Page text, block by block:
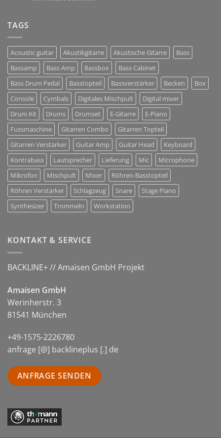
+
Tontechnik
TAGS
Acoustic guitar Akustikgitarre Akustische Gitarre
Bass
Bassamp
Bass Amp Bassbox
Bass Cabinet
Bass Drum Pedal
Basstopteil Bassverstärker Becken
Box
Console
Cymbals Digitales Mischpult
Digital mixer
Drum Kit
Drums Drumset E-Gitarre
E-Piano
Fussmaschine
Gitarren Combo
Gitarren Topteil
Gitarren Verstärker
Guitar Amp Guitar Head
Keyboard
Kontrabass
Lautsprecher Lieferung Mic
Microphone
Mikrofon
Mischpult Mixer
Röhren-Basstopteil
Röhren Verstärker
Schlagzeug Snare
Stage Piano
Synthesizer
Trommeln Workstation
KONTAKT & SERVICE
BACKLINE+ // Amaisen GmbH Projekt
Amaisen GmbH
Werinherstr. 3
81541 München
+49-1575-2226780
anfrage [@] backlineplus [.] de
ANFRAGE SENDEN